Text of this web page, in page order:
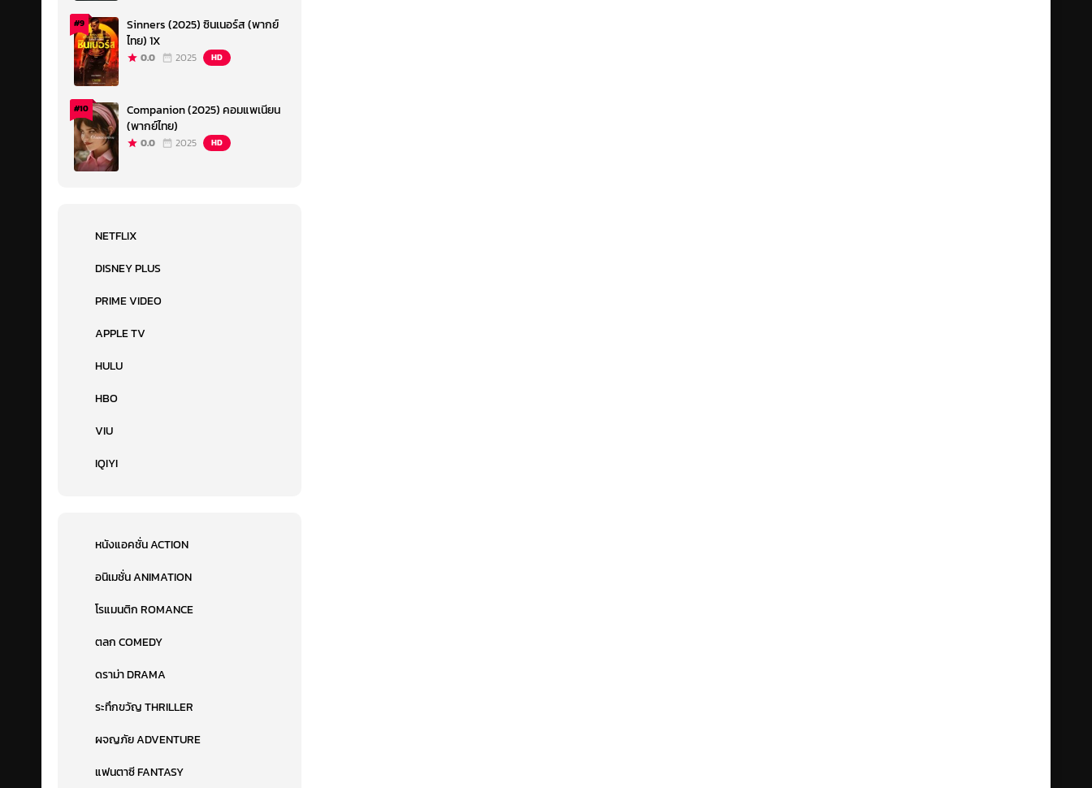
#9
Sinners (2025) ซินเนอร์ส (พากย์
ไทย) 1X
0.0 2025 HD
#10
Companion (2025) คอมแพเนียน
(พากย์ไทย)
0.0 2025 HD
NETFLIX
DISNEY PLUS
PRIME VIDEO
APPLE TV
HULU
HBO
VIU
IQIYI
หนังแอคชั่น ACTION
อนิเมชั่น ANIMATION
โรแมนติก ROMANCE
ตลก COMEDY
ดราม่า DRAMA
ระทึกขวัญ THRILLER
ผจญภัย ADVENTURE
แฟนตาซี FANTASY